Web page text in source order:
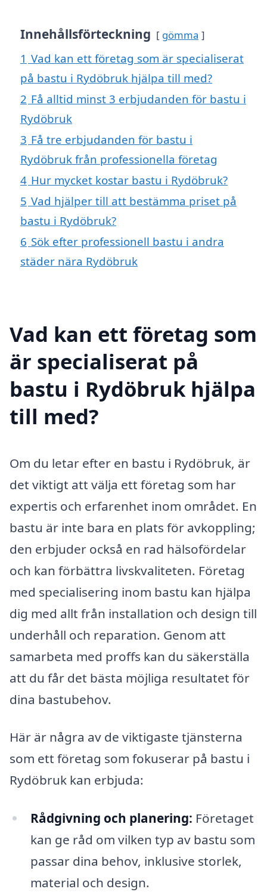
Innehållsförteckning gömma
1 Vad kan ett företag som är specialiserat
på bastu i Rydöbruk hjälpa till med?
2 Få alltid minst 3 erbjudanden för bastu i
Rydöbruk
3 Få tre erbjudanden för bastu i
Rydöbruk från professionella företag
4 Hur mycket kostar bastu i Rydöbruk?
5 Vad hjälper till att bestämma priset på
bastu i Rydöbruk?
6 Sök efter professionell bastu i andra
städer nära Rydöbruk
Vad kan ett företag som
är specialiserat på
bastu i Rydöbruk hjälpa
till med?
Om du letar efter en bastu i Rydöbruk, är
det viktigt att välja ett företag som har
expertis och erfarenhet inom området. En
bastu är inte bara en plats för avkoppling;
den erbjuder också en rad hälsofördelar
och kan förbättra livskvaliteten. Företag
med specialisering inom bastu kan hjälpa
dig med allt från installation och design till
underhåll och reparation. Genom att
samarbeta med proffs kan du säkerställa
att du får det bästa möjliga resultatet för
dina bastubehov.
Här är några av de viktigaste tjänsterna
som ett företag som fokuserar på bastu i
Rydöbruk kan erbjuda:
Rådgivning och planering: Företaget
kan ge råd om vilken typ av bastu som
passar dina behov, inklusive storlek,
material och design.